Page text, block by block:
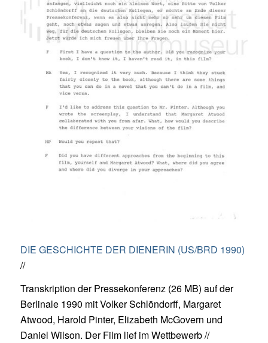
DIE GESCHICHTE DER DIENERIN (US/BRD 1990)
//
Transkription der Pressekonferenz (26 MB) auf der
Berlinale 1990 mit Volker Schlöndorff, Margaret
Atwood, Harold Pinter, Elizabeth McGovern und
Daniel Wilson. Der Film lief im Wettbewerb //